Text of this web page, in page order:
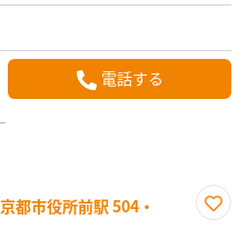
電話する
都市役所前駅 504・